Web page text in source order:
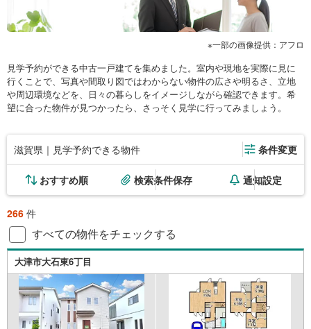
一部の画像提供：アフロ
見学予約ができる中古一戸建てを集めました。室内や現地を実際に見に
行くことで、写真や間取り図ではわからない物件の広さや明るさ、立地
や周辺環境などを、日々の暮らしをイメージしながら確認できます。希
望に合った物件が見つかったら、さっそく見学に行ってみましょう。
滋賀県｜見学予約できる物件 条件変更
おすすめ順 検索条件保存 通知設定
266 件
すべての物件をチェックする
大津市大石東6丁目